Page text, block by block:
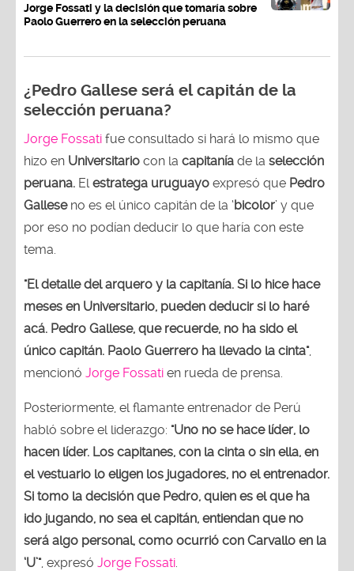
Jorge Fossati y la decisión que tomaría sobre
Paolo Guerrero en la selección peruana
¿Pedro Gallese será el capitán de la
selección peruana?
Jorge Fossati fue consultado si hará lo mismo que
hizo en Universitario con la capitanía de la selección
peruana. El estratega uruguayo expresó que Pedro
Gallese no es el único capitán de la ‘bicolor’ y que
por eso no podían deducir lo que haría con este
tema.
"El detalle del arquero y la capitanía. Si lo hice hace
meses en Universitario, pueden deducir si lo haré
acá. Pedro Gallese, que recuerde, no ha sido el
único capitán. Paolo Guerrero ha llevado la cinta",
mencionó Jorge Fossati en rueda de prensa.
Posteriormente, el flamante entrenador de Perú
habló sobre el liderazgo: "Uno no se hace líder, lo
hacen líder. Los capitanes, con la cinta o sin ella, en
el vestuario lo eligen los jugadores, no el entrenador.
Si tomo la decisión que Pedro, quien es el que ha
ido jugando, no sea el capitán, entiendan que no
será algo personal, como ocurrió con Carvallo en la
‘U’", expresó Jorge Fossati